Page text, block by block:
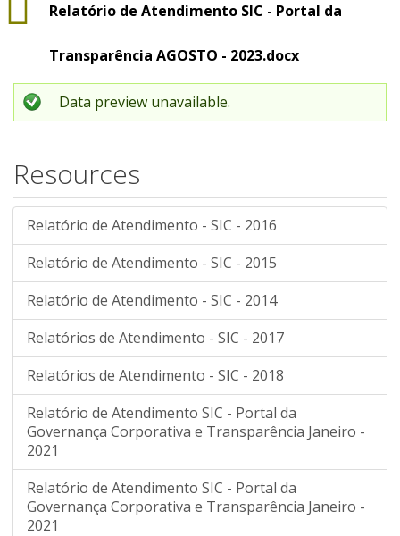
Relatório de Atendimento SIC - Portal da
Transparência AGOSTO - 2023.docx
Data preview unavailable.
Resources
Relatório de Atendimento - SIC - 2016
Relatório de Atendimento - SIC - 2015
Relatório de Atendimento - SIC - 2014
Relatórios de Atendimento - SIC - 2017
Relatórios de Atendimento - SIC - 2018
Relatório de Atendimento SIC - Portal da
Governança Corporativa e Transparência Janeiro -
2021
Relatório de Atendimento SIC - Portal da
Governança Corporativa e Transparência Janeiro -
2021